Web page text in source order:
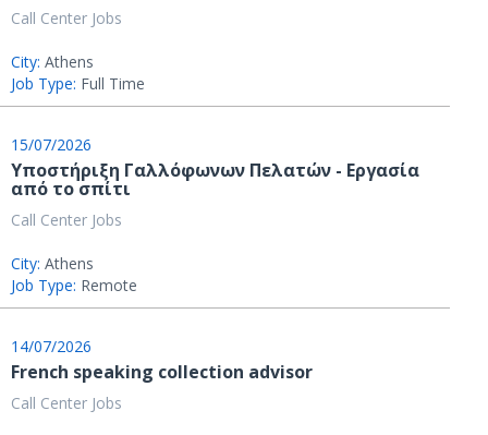
Call Center Jobs
City: Athens
Job Type: Full Time
15/07/2026
Υποστήριξη Γαλλόφωνων Πελατών - Εργασία
από το σπίτι
Call Center Jobs
City: Athens
Job Type: Remote
14/07/2026
French speaking collection advisor
Call Center Jobs